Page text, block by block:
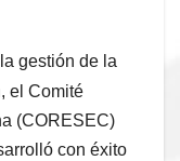
gestión de la
el Comité
(CORESEC)
con éxito